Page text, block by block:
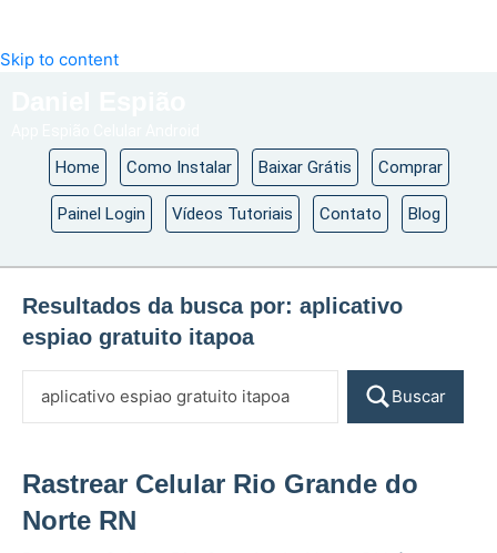
Skip to content
Home Como Instalar Baixar Grátis Comprar
Painel Login Vídeos Tutoriais Contato Blog
Resultados da busca por: aplicativo
espiao gratuito itapoa
Buscar
Rastrear Celular Rio Grande do
Norte RN